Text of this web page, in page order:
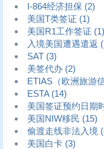
I-864经济担保 (2)
美国T类签证 (1)
美国R1工作签证 (1)
入境美国遭遇遣返
SAT (3)
美签代办 (2)
ETIAS（欧洲旅游
ESTA(14)
美国签证预约日期
美国NIW移民 (15)
偷渡走线非法入境
美国白卡 (3)